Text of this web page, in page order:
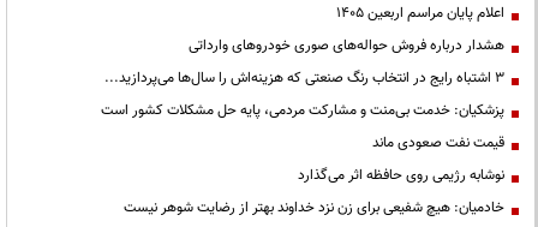
اعلام پایان مراسم اربعین ۱۴۰۵
هشدار درباره فروش حواله‌های صوری خودروهای وارداتی
3 اشتباه رایج در انتخاب رنگ صنعتی که هزینه‌اش را سال‌ها می‌پردازید...
پزشکیان: خدمت بی‌منت و مشارکت مردمی، پایه حل مشکلات کشور است
قیمت نفت صعودی ماند
نوشابه رژیمی روی حافظه اثر می‌گذارد
خادمیان: هیچ شفیعی برای زن نزد خداوند بهتر از رضایت شوهر نیست